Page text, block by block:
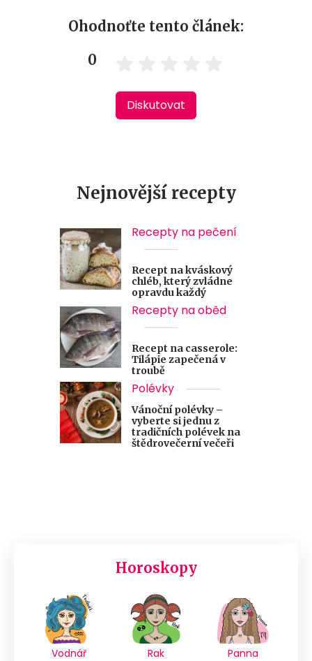
Ohodnoťte tento článek:
0
Diskutovat
Nejnovější recepty
Recepty na pečení
Recept na kváskový
chléb, který zvládne
opravdu každý
Recepty na oběd
Recept na casserole:
Tilápie zapečená v
troubě
Polévky
Vánoční polévky –
vyberte si jednu z
tradičních polévek na
štědrovečerní večeři
Horoskopy
Vodnář Rak Panna